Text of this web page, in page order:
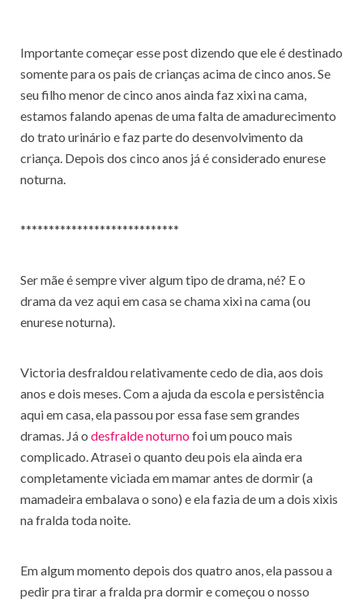
Importante começar esse post dizendo que ele é destinado
somente para os pais de crianças acima de cinco anos. Se
seu filho menor de cinco anos ainda faz xixi na cama,
estamos falando apenas de uma falta de amadurecimento
do trato urinário e faz parte do desenvolvimento da
criança. Depois dos cinco anos já é considerado enurese
noturna.
****************************
Ser mãe é sempre viver algum tipo de drama, né? E o
drama da vez aqui em casa se chama xixi na cama (ou
enurese noturna).
Victoria desfraldou relativamente cedo de dia, aos dois
anos e dois meses. Com a ajuda da escola e persistência
aqui em casa, ela passou por essa fase sem grandes
dramas. Já o desfralde noturnofoi um pouco mais
complicado. Atrasei o quanto deu pois ela ainda era
completamente viciada em mamar antes de dormir (a
mamadeira embalava o sono) e ela fazia de um a dois xixis
na fralda toda noite.
Em algum momento depois dos quatro anos, ela passou a
pedir pra tirar a fralda pra dormir e começou o nosso